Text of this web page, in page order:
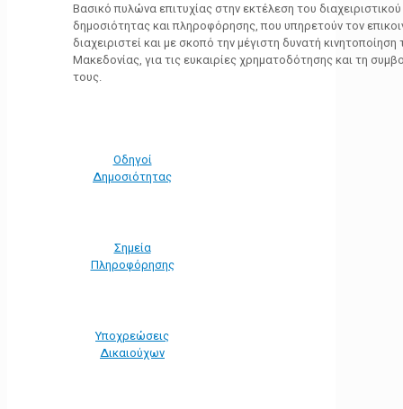
Βασικό πυλώνα επιτυχίας στην εκτέλεση του
δημοσιότητας και πληροφόρησης, που υπηρετούν τον
διαχειριστεί και με σκοπό την μέγιστη δυνατή
Μακεδονίας, για τις ευκαιρίες χρηματοδότησης και τη
τους.
Οδηγοί
Δημοσιότητας
Σημεία
Πληροφόρησης
Υποχρεώσεις
Δικαιούχων